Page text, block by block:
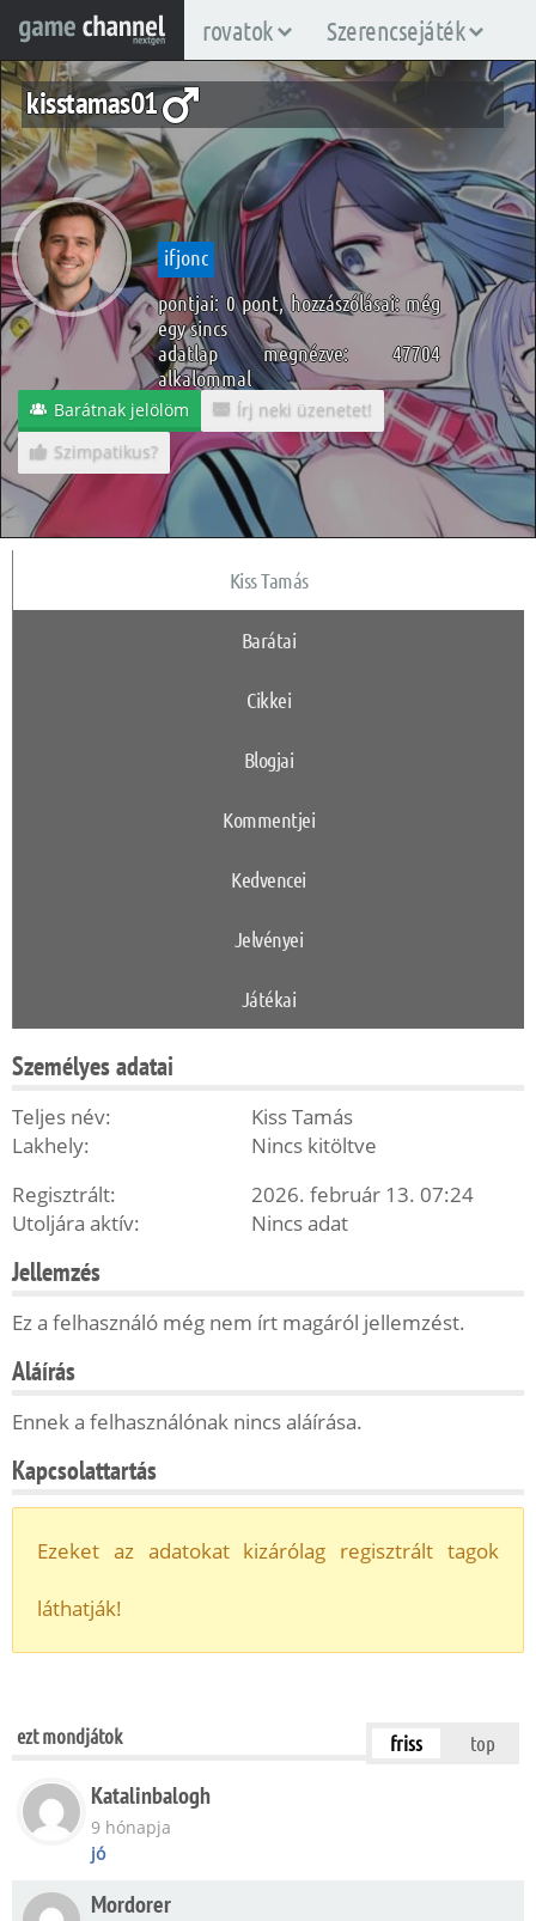
rovatok Szerencsejáték
kisstamas01
ifjonc
pontjai: 0 pont, hozzászólásai: még
egy sincs
adatlap megnézve: 47704
alkalommal
Barátnak jelölöm
Írj neki üzenetet!
Szimpatikus?
Kiss Tamás
Barátai
Cikkei
Blogjai
Kommentjei
Kedvencei
Jelvényei
Játékai
Személyes adatai
Teljes név:
Kiss Tamás
Lakhely:
Nincs kitöltve
Regisztrált:
2026. február 13. 07:24
Utoljára aktív:
Nincs adat
Jellemzés
Ez a felhasználó még nem írt magáról jellemzést.
Aláírás
Ennek a felhasználónak nincs aláírása.
Kapcsolattartás
Ezeket az adatokat kizárólag regisztrált tagok
láthatják!
ezt mondjátok friss top
Katalinbalogh
9 hónapja
jó
Mordorer